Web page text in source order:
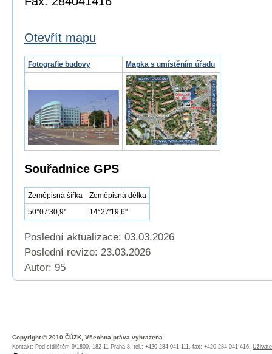
Otevřít mapu
Fotografie budovy Mapka s umístěním úřadu
Souřadnice GPS
Zeměpisná šířka
Zeměpisná délka
50°07'30,9''
14°27'19,6''
Poslední aktualizace: 03.03.2026
Poslední revize: 23.03.2026
Autor: 95
Copyright © 2010 ČÚZK, Všechna práva vyhrazena
Kontakt: Pod sídlištěm 9/1800, 182 11 Praha 8, tel.: +420 284 041 111, fax: +420 284 041 416,